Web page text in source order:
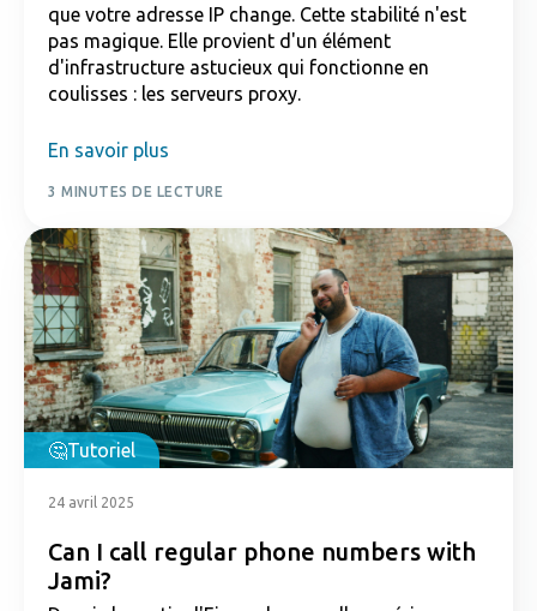
que votre adresse IP change. Cette stabilité n'est
pas magique. Elle provient d'un élément
d'infrastructure astucieux qui fonctionne en
coulisses : les serveurs proxy.
En savoir plus
3 MINUTES DE LECTURE
Tutoriel
24 avril 2025
Can I call regular phone numbers with
Jami?